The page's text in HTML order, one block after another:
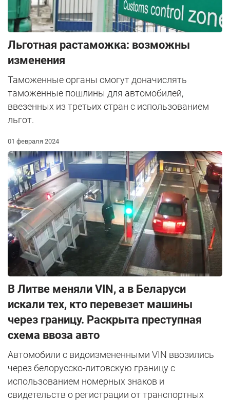
Льготная растаможка: возможны
изменения
Таможенные органы смогут доначислять
таможенные пошлины для автомобилей,
ввезенных из третьих стран с использованием
льгот.
01 февраля 2024
В Литве меняли VIN, а в Беларуси
искали тех, кто перевезет машины
через границу. Раскрыта преступная
схема ввоза авто
Автомобили с видоизмененными VIN ввозились
через белорусско-литовскую границу с
использованием номерных знаков и
свидетельств о регистрации от транспортных